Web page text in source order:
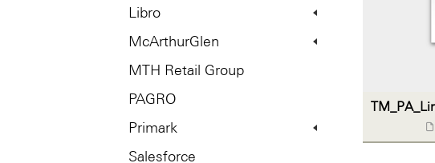
Libro
McArthurGlen
MTH Retail Group
PAGRO
Primark
Salesforce